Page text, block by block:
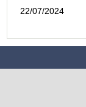
22/07/2024